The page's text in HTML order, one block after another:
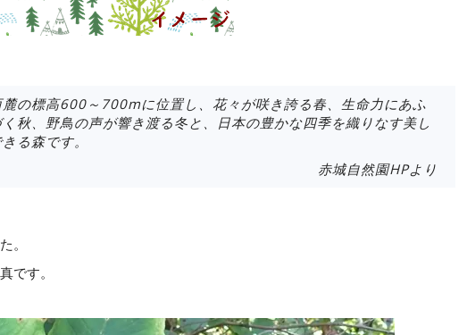
の標高600～700mに位置し、花々が咲き誇る春、生命力にあふ
秋、野鳥の声が響き渡る冬と、日本の豊かな四季を織りなす美し
る森です。
赤城自然園HPより
。
です。